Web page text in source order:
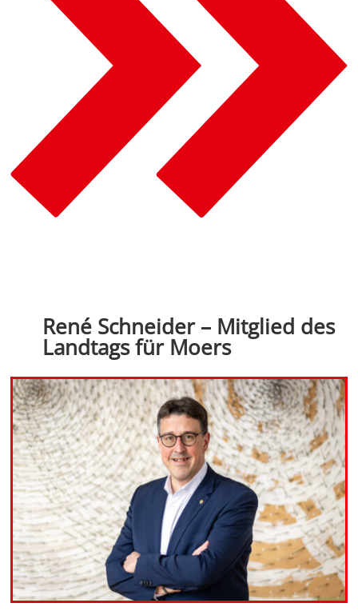
René Schneider – Mitglied des
Landtags für Moers